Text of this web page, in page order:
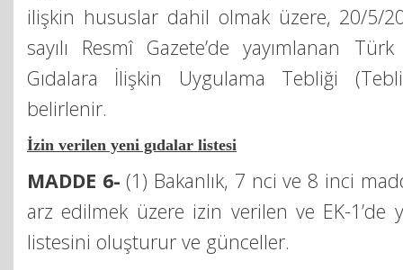
ilişkin hususlar dahil olmak üzere, 20/5/
sayılı Resmî Gazete’de yayımlanan
Gıdalara İlişkin Uygulama Tebliği
belirlenir.
İzin verilen yeni gıdalar listesi
MADDE 6- (1) Bakanlık, 7 nci ve 8 inci
arz edilmek üzere izin verilen ve EK-1’de
listesini oluşturur ve günceller.